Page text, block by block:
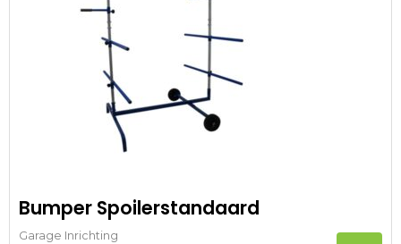
Bumper Spoilerstandaard
Garage Inrichting